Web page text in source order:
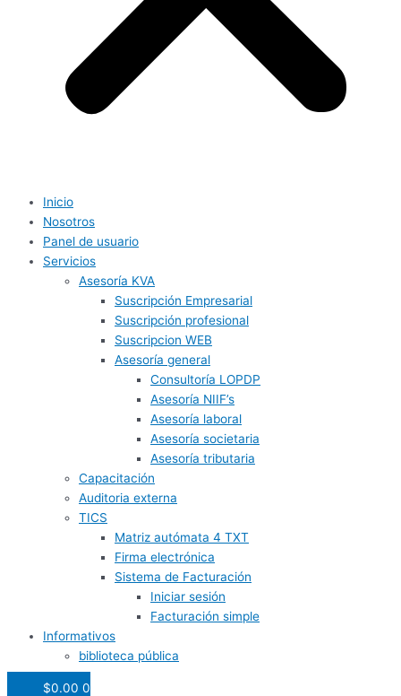
Inicio
Nosotros
Panel de usuario
Servicios
Asesoría KVA
Suscripción Empresarial
Suscripción profesional
Suscripcion WEB
Asesoría general
Consultoría LOPDP
Asesoría NIIF’s
Asesoría laboral
Asesoría societaria
Asesoría tributaria
Capacitación
Auditoria externa
TICS
Matriz autómata 4 TXT
Firma electrónica
Sistema de Facturación
Iniciar sesión
Facturación simple
Informativos
biblioteca pública
$0.00 0